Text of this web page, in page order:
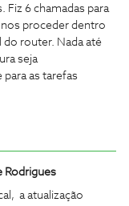
Fiz 6 chamadas para
proceder dentro
do router. Nada até
seja
as tarefas
Rodrigues
a atualização